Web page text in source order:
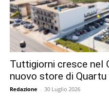
Tuttigiorni cresce nel
nuovo store di Quartu
Redazione - 30 Luglio 2026